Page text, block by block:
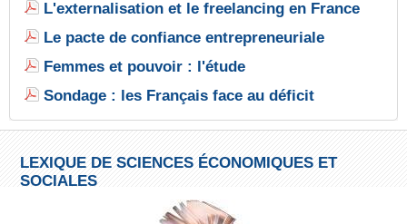
L'externalisation et le freelancing en France
Le pacte de confiance entrepreneuriale
Femmes et pouvoir : l'étude
Sondage : les Français face au déficit
LEXIQUE DE SCIENCES ÉCONOMIQUES ET
SOCIALES